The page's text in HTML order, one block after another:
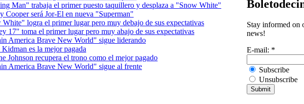
Man" trabaja el primer puesto taquillero y desplaza a "Snow White"
Cooper será Jor-El en nueva "Superman"
White" logra el primer lugar pero muy debajo de sus expectativas
17" toma el primer lugar pero muy abajo de sus expectativas
America Brave New World" sigue liderando
es la mejor pagada
Johnson recupera el trono como el mejor pagado
America Brave New World" sigue al frente
Stay informed on
news!
E-mail: *
Subscribe
Unsubscribe